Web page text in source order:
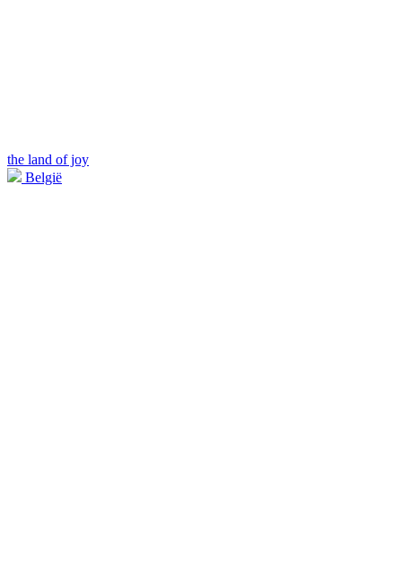
the land of joy
België